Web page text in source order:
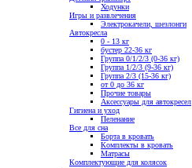
Ходунки
Игры и развлечения
Электрокачели, шезлонги
Автокресла
0 - 13 кг
бустер 22-36 кг
Группа 0/1/2/3 (0-36 кг)
Группа 1/2/3 (9-36 кг)
Группа 2/3 (15-36 кг)
от 0 до 36 кг
Прочие товары
Аксессуары для автокресел
Гигиена и уход
Пеленание
Все для сна
Борта в кровать
Комплекты в кровать
Матрасы
Комплектующие для колясок